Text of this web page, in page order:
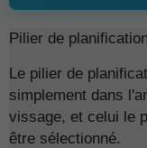
Pilier de
Le pilier de
simplement dans
vissage, et celui le
être sélectionné.